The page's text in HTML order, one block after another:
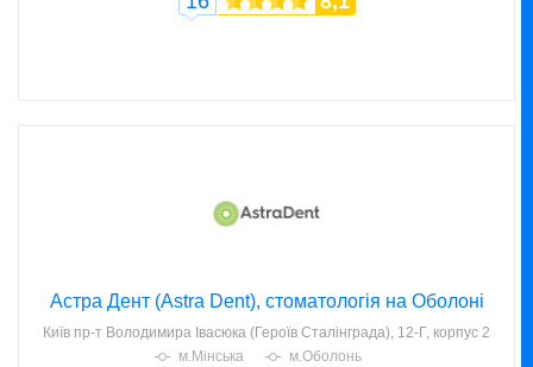
Астра Дент (Astra Dent), стоматологія на Оболоні
Київ пр-т Володимира Івасюка (Героїв Сталінграда), 12-Г, корпус 2
м.Мінська
м.Оболонь